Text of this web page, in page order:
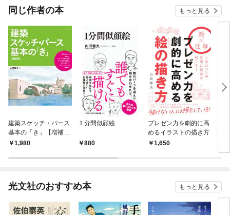
同じ作者の本 もっと見る
建築スケッチ・パース
基本の「き」【増補
版】1,980
１分間似顔絵
880
プレゼン力を劇的に高
めるイラストの描き方
1,650
チ
光文社のおすすめ本 もっと見る